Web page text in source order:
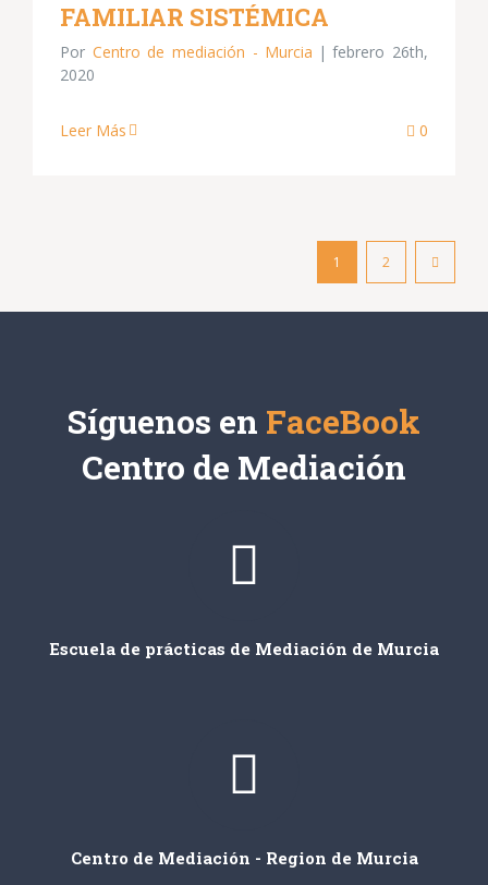
FAMILIAR SISTÉMICA
Por Centro de mediación - Murcia | febrero 26th,
2020
Leer Más 0
1 2
Síguenos en FaceBook
Centro de Mediación
Escuela de prácticas de Mediación de Murcia
Centro de Mediación - Region de Murcia